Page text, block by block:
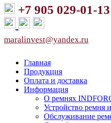
+7 905 029-01-13
maralinvest@yandex.ru
Главная
Продукция
Оплата и доставка
Информация
О ремнях
Устройство ремня
Обслуживание